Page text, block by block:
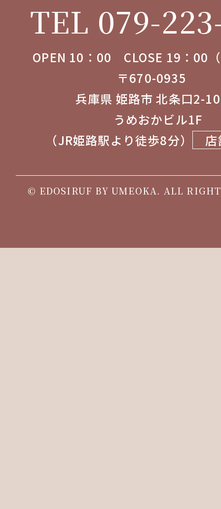
TEL 079-
OPEN 10：00 CLOSE 19：00
〒670-0935
兵庫県 姫路市 北条口
うめおかビル1F
（JR姫路駅より徒歩8分）
© EDOSIRUF BY UMEOKA. ALL